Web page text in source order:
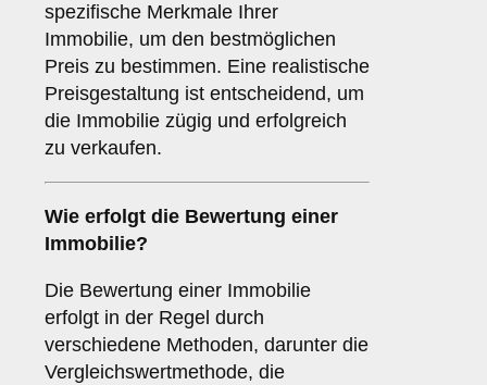
spezifische Merkmale Ihrer
Immobilie, um den bestmöglichen
Preis zu bestimmen. Eine realistische
Preisgestaltung ist entscheidend, um
die Immobilie zügig und erfolgreich
zu verkaufen.
Wie erfolgt die Bewertung einer
Immobilie?
Die Bewertung einer Immobilie
erfolgt in der Regel durch
verschiedene Methoden, darunter die
Vergleichswertmethode, die